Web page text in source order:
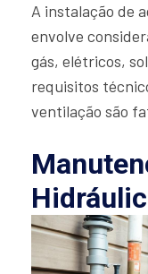
A instalação de
envolve
gás, elétricos,
requisitos
ventilação são